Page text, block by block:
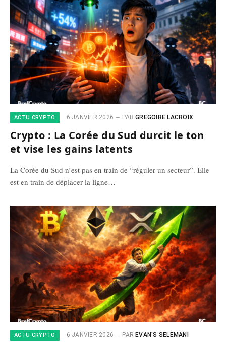
ACTU CRYPTO 6 JANVIER 2026 PAR GREGOIRE LACROIX
Crypto : La Corée du Sud durcit le ton
et vise les gains latents
La Corée du Sud n’est pas en train de “réguler un secteur”. Elle
est en train de déplacer la ligne…
ACTU CRYPTO 6 JANVIER 2026 PAR EVAN'S SELEMANI